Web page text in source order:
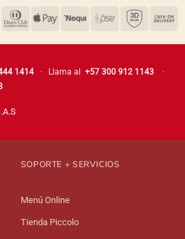
1414 · Llama al +57 300 912 1143
·
SOPORTE + SERVICIOS
Menú Online
Tienda Piccolo